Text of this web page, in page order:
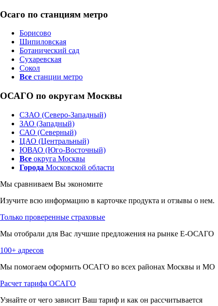
Осаго по станциям метро
Борисово
Шипиловская
Ботанический сад
Сухаревская
Сокол
Все станции метро
ОСАГО по округам Москвы
СЗАО (Северо-Западный)
ЗАО (Западный)
САО (Северный)
ЦАО (Центральный)
ЮВАО (Юго-Восточный)
Все округа Москвы
Города Московской области
Мы сравниваем Вы экономите
Изучите всю информацию в карточке продукта и отзывы о нем.
Только проверенные страховые
Мы отобрали для Вас лучшие предложения на рынке Е-ОСАГО
100+ адресов
Мы помогаем оформить ОСАГО во всех районах Москвы и МО
Расчет тарифа ОСАГО
Узнайте от чего зависит Ваш тариф и как он рассчитывается